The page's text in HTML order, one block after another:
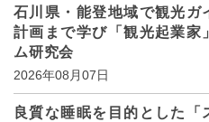
石川県・能登地域で観光ガ
計画まで学び「観光起業
ム研究会
2026年08月07日
良質な睡眠を目的とした